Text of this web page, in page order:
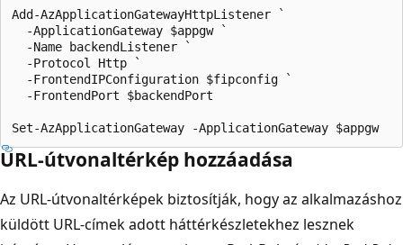
Add-AzApplicationGatewayHttpListener `
  -ApplicationGateway $appgw `
  -Name backendListener `
  -Protocol Http `
  -FrontendIPConfiguration $fipconfig `
  -FrontendPort $backendPort
URL-útvonaltérkép hozzáadása
Az URL-útvonaltérképek biztosítják, hogy az alkalmazáshoz
küldött URL-címek adott háttérkészletekhez lesznek